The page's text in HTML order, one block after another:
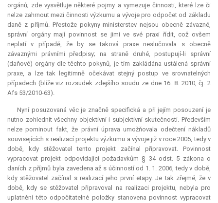
orgánů; zde vysvětluje některé pojmy a vymezuje činnosti, které lze či
nelze zahrnout mezi činnosti výzkumu a vývoje pro odpočet od základu
daně z příjmů. Přestože pokyny ministerstev nejsou obecně závazné,
správní orgány mají povinnost se jimi ve své praxi řídit, což ovšem
neplatí v případě, že by se taková praxe neslučovala s obecně
závaznými právními předpisy; na straně druhé, postupují-li správní
(daňové) orgány dle těchto pokynů, je tím zakládána ustálená správní
praxe, a lze tak legitimně očekávat stejný postup ve srovnatelných
případech (blíže viz rozsudek zdejšího soudu ze dne 16. 8. 2010, čj. 2
Afs 53/2010-63).
Nyní posuzovaná věc je značně specifická a při jejím posouzení je
nutno zohlednit všechny objektivní i subjektivní skutečnosti. Především
nelze pominout fakt, že právní úprava umožňovala odečtení nákladů
souvisejících s realizací projektu výzkumu a vývoje již v roce 2005, tedy v
době, kdy stěžovatel tento projekt začínal připravovat. Povinnost
vypracovat projekt odpovídající požadavkům § 34 odst. 5 zákona o
daních z příjmů byla zavedena až s účinností od 1. 1. 2006, tedy v době,
kdy stěžovatel začínal s realizací jeho první etapy. Je tak zřejmé, že v
době, kdy se stěžovatel připravoval na realizaci projektu, nebyla pro
uplatnění této odpočitatelné položky stanovena povinnost vypracovat